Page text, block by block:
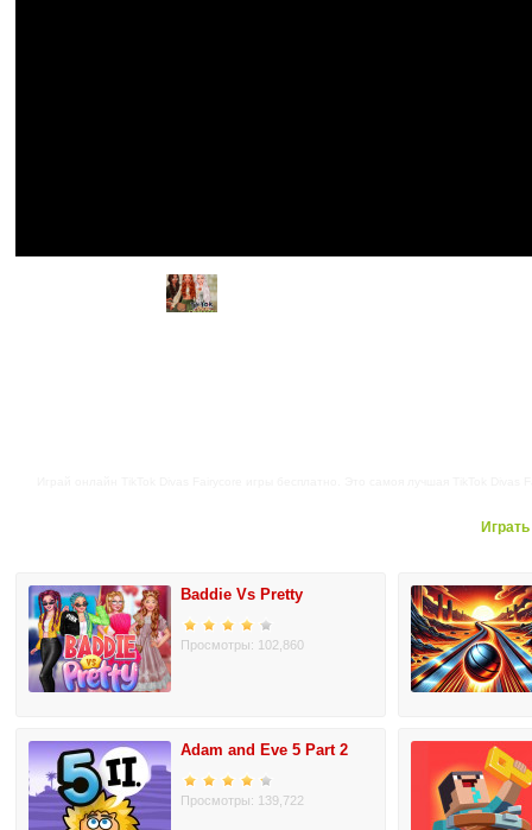
Baddie Vs Pretty
Просмотры: 102,860
Adam and Eve 5 Part 2
Просмотры: 139,722